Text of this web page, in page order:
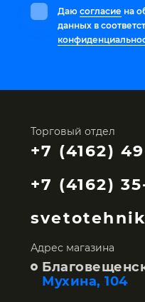
Даю согласие на
данных в
Торговый отдел
+7 (4162)
+7 (4162)
Адрес магазина
Мухина, 104